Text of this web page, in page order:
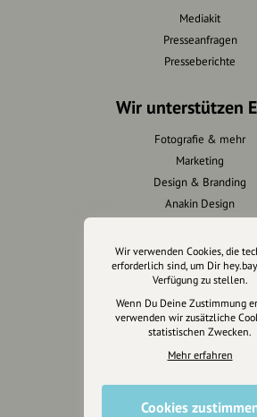
Mediakit
Presseanfragen
Presseberichte
Wir unterstützen
Fotografie & mehr
Marketing
Design & Branding
Anakin Design
Unterstütze
unsere
hey.bayern ist ein
uns für unsere Region
für alle, die uns
wollen.
Wir verwenden Cookies, die
erforderlich sind, um Dir
Verfügung zu stellen.
Wenn Du Deine Zustimmung
verwenden wir zusätzliche
statistischen Zwecken.
Mehr erfahren
Cookies